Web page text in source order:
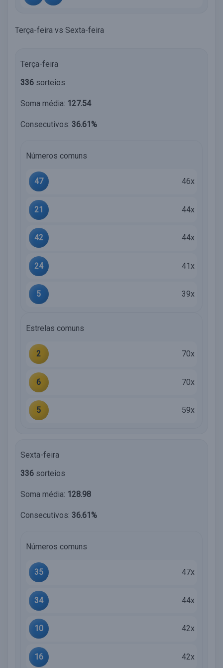
Terça-feira vs Sexta-feira
Terça-feira
336 sorteios
Soma média: 127.54
Consecutivos: 36.61%
Números comuns
47 46x
21 44x
42 44x
24 41x
5 39x
Estrelas comuns
2 70x
6 70x
5 59x
Sexta-feira
336 sorteios
Soma média: 128.98
Consecutivos: 36.61%
Números comuns
35 47x
34 44x
10 42x
16 42x